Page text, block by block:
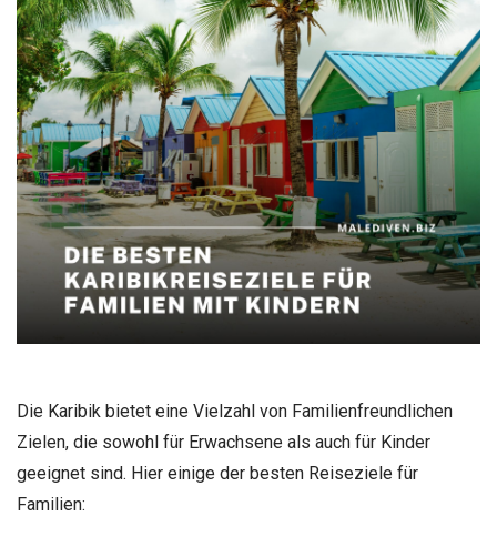
Die Karibik bietet eine Vielzahl von Familienfreundlichen
Zielen, die sowohl für Erwachsene als auch für Kinder
geeignet sind. Hier einige der besten Reiseziele für
Familien: